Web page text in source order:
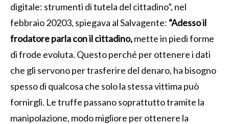
digitale: strumenti di tutela del cittadino”, nel
febbraio 20203, spiegava al Salvagente: “Adesso il
frodatore parla con il cittadino,mette in piedi forme
di frode evoluta. Questo perché per ottenere i dati
che gli servono per trasferire del denaro, ha bisogno
spesso di qualcosa che solo la stessa vittima può
fornirgli. Le truffe passano soprattutto tramite la
manipolazione, modo migliore per ottenere la